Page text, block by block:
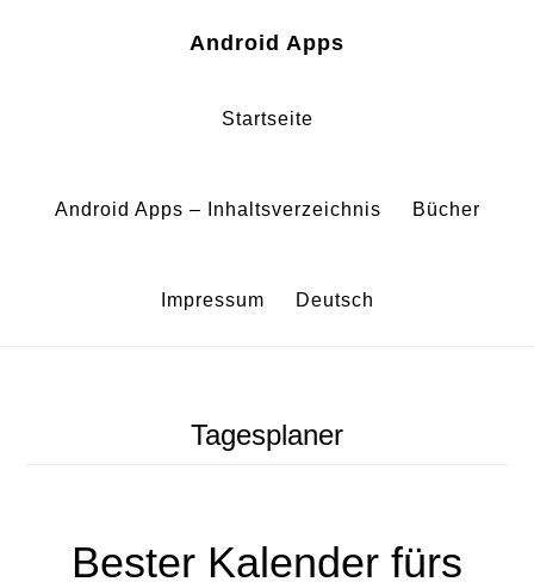
Android Apps
Startseite
Android Apps – Inhaltsverzeichnis Bücher
Impressum Deutsch
Tagesplaner
Bester Kalender fürs